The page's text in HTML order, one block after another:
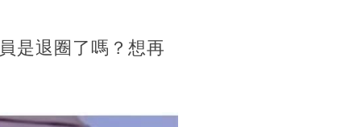
是退圈了嗎？想再